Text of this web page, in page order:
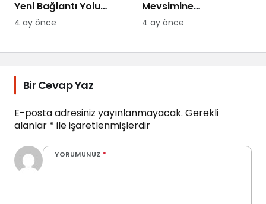
Yeni Bağlantı Yolu
Yapılıyor
4 ay önce
Mevsimine
Hazırlanıyor
4 ay önce
Bir Cevap Yaz
E-posta adresiniz yayınlanmayacak. Gerekli
alanlar * ile işaretlenmişlerdir
YORUMUNUZ *